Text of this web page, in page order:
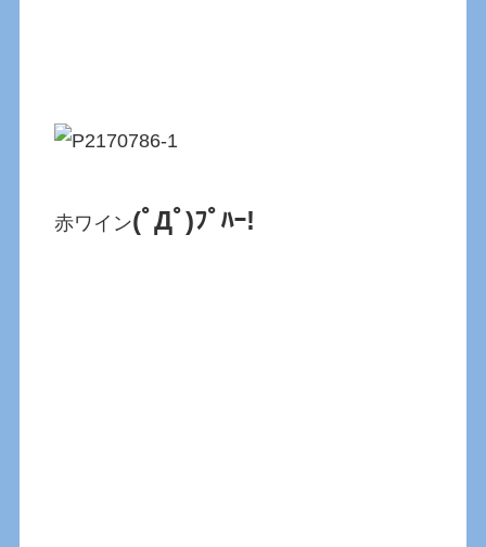
赤ワイン(ﾟДﾟ)ﾌﾟﾊｰ!